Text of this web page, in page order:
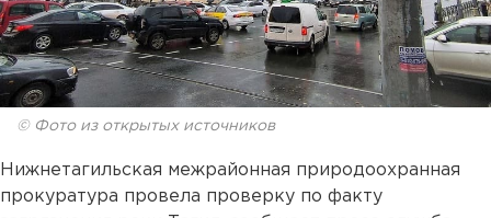
© Фото из открытых источников
Нижнетагильская межрайонная природоохранная
прокуратура провела проверку по факту